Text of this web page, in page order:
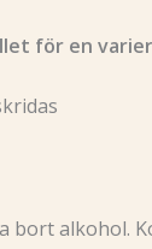
för en
bort alkohol.